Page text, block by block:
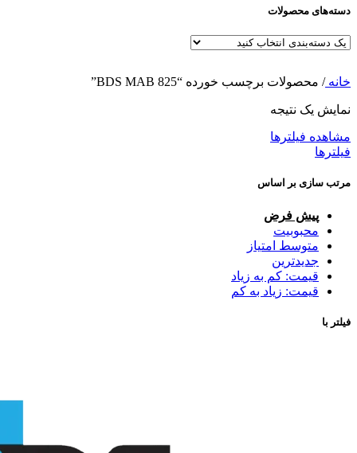
دسته‌های محصولات
خانه/ محصولات برچسب خورده “BDS MAB 825”
نمایش یک نتیجه
مشاهده فیلترها
فیلترها
مرتب سازی بر اساس
پیش فرض
محبوبیت
متوسط امتیاز
جدیدترین
قیمت: کم به زیاد
قیمت: زیاد به کم
فیلتر با